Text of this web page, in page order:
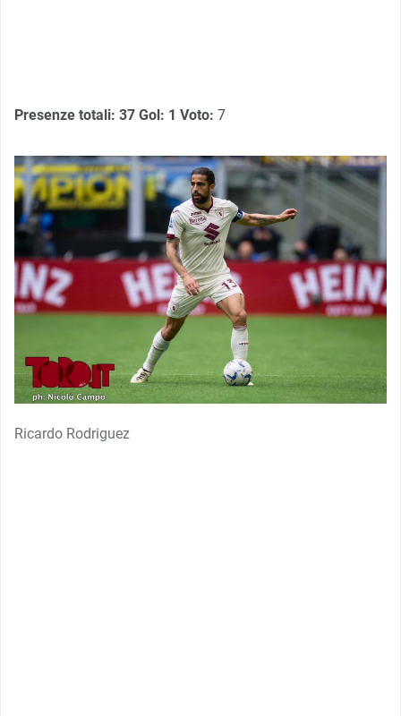
Presenze totali: 37 Gol: 1 Voto: 7
Ricardo Rodriguez